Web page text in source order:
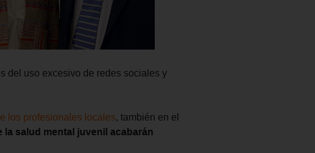
del uso excesivo de redes sociales y
los profesionales locales, también en el
la salud mental juvenil acabarán